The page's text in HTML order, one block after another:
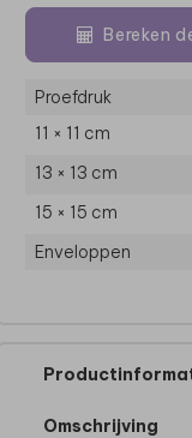
Bereken
Proefdruk
11 × 11 cm
13 × 13 cm
15 × 15 cm
Enveloppen
Omschrijving